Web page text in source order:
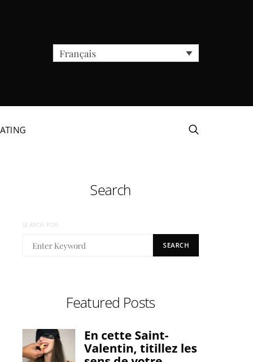
Français
Search
SEARCH FOR:
SEARCH
Featured Posts
En cette Saint-
Valentin, titillez les